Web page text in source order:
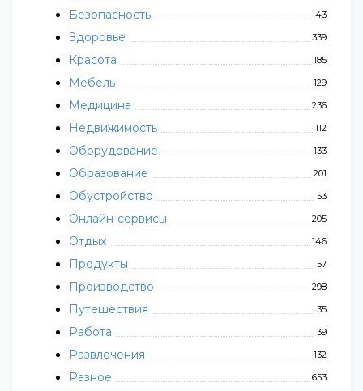
Безопасность 43
Здоровье 339
Красота 185
Мебель 129
Медицина 236
Недвижимость 112
Оборудование 133
Образование 201
Обустройство 53
Онлайн-сервисы 205
Отдых 146
Продукты 57
Производство 298
Путешествия 35
Работа 39
Развлечения 132
Разное 653